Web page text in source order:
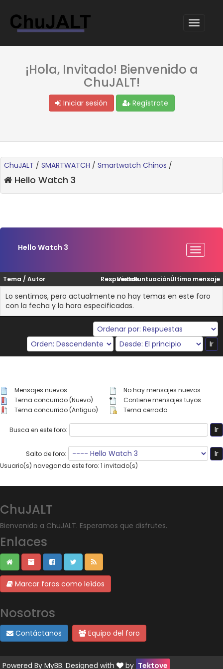
¡Hola, Invitado! Bienvenido a
ChuJALT!
Iniciar sesión Regístrate
ChuJALT / SMARTWATCH / Smartwatch Chinos /
Hello Watch 3
Hello Watch 3
Tema / Autor Respuestas
VistasPuntuaciónÚltimo mensaje
Lo sentimos, pero actualmente no hay temas en este foro
con la fecha y la hora especificadas.
Mensajes nuevos
Tema concurrido (Nuevo)
Tema concurrido (Antiguo)
No hay mensajes nuevos
Contiene mensajes tuyos
Tema cerrado
Busca en este foro:
Salto de foro:
Usuario(s) navegando este foro: 1 invitado(s)
ChuJALT
Bienvenido a ChuJALT. Esperamos que disfrutes.
Enlaces
Marcar foros como leídos
Nosotros
Contáctanos Equipo del foro
Powered By MyBB. Designed with by Tektove